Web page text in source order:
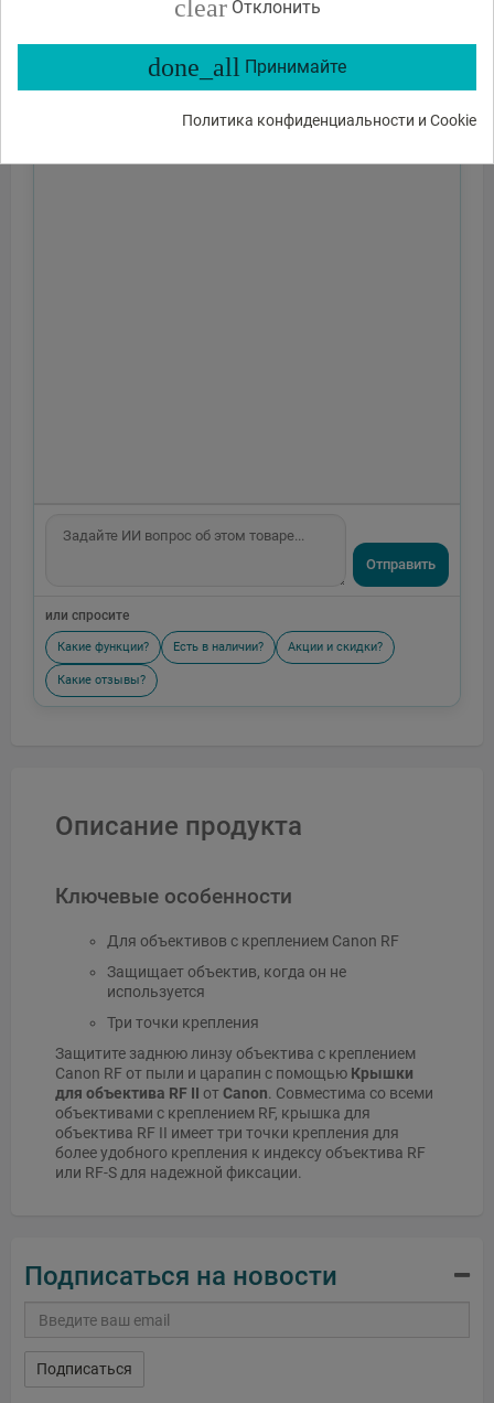
clear Отклонить
done_all Принимайте
Политика конфиденциальности и Cookie
Отправить
или спросите
Какие функции? Есть в наличии? Акции и скидки?
Какие отзывы?
Описание продукта
Ключевые особенности
Для объективов с креплением Canon RF
Защищает объектив, когда он не
используется
Три точки крепления
Защитите заднюю линзу объектива с креплением
Canon RF от пыли и царапин с помощью Крышки
для объектива RF II отCanon. Совместима со всеми
объективами с креплением RF, крышка для
объектива RF II имеет три точки крепления для
более удобного крепления к индексу объектива RF
или RF-S для надежной фиксации.
Подписаться на новости
Подписаться